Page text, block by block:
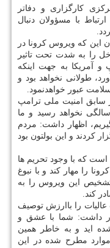
کارگزاری و دفاتر
با مسؤولان دنبال
این که ویروس کرونا در
را به شدت تحت تاثیر
و آمریکا به جهت اینکه
طولانی نخواهد بود و
عبور خواهدنمود.
سابق امنیت ملی ترامپ
می گیریم، اظهار داشت: مردم
کردند و این بولتون بود
است که با وجود تحریم ها
را مهار کند و با نبوغ
این ویروس را به
کند.
را باارزش توصیف
داشت: شما با عشق و
اید و به خاطر همین
موارد مطرح شده در این